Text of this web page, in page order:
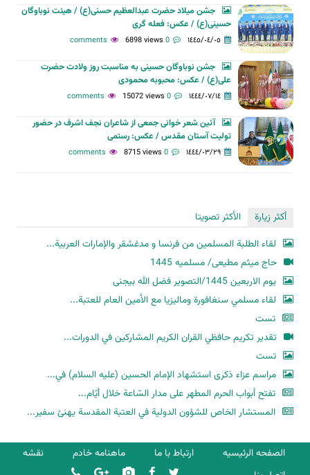
جشن میلاد حضرت عبدالعظیم حسنی(ع) / هیئت نوباوگان
حسینی(ع) / عکس: فعله گری
١٤٤٥/٠٤/٠٥ 0 comments
6898 views
جشن نوباوگان حسینی به مناسبت روز ولادت حضرت
علی(ع) / عکس: محبوبه محمودی
١٤٤٤/٠٧/١٤ 0 comments
15072 views
آئین شعر خوانی جمعی از شاعران نجف اشرف در حضور
تولیت آستان مقدس / عکس: رستمی
١٤٤٤/٠٣/٢٩ 0 comments
8715 views
أكثر زيارة
الأكثر تصويتا
لقاء الطلبة المسلمين من فرنسا و مدغشقر والإمارات العربية...
حاج میثم مطیعی/ مسلمیه 1445
یوم الاربعین 1445/التصویر فضل الله بیجنی
لقاء مسلمي سنغافورة وماليزيا مع الأمين العام للعتبة...
تست
تقدير تكريم حافظي القران الكريم المشاركين في الدورات...
تست
مراسم عزاء ذكرى استشهاد الإمام الحسين (عليه السلام) في...
تفتح أبواب الحرم المطهر على مدار السّاعة خلال أيّام...
المستشار الخاص للشؤون الدولية في العتبة المقدسة يهنئ سفير...
الصفحه الرئیسیه ارتباط با ما ماهنامه خادم
نقشه